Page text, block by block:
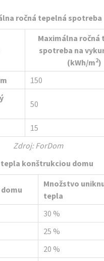
ročná tepelná spotreba
Maximálna ročná
spotreba na
(kWh/m2)
150
50
15
Zdroj: ForDom
konštrukciou domu
Množstvo
tepla
30 %
25 %
20 %